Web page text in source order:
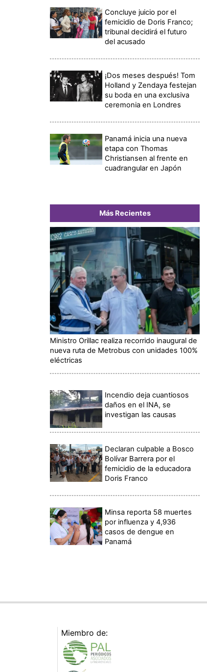
Concluye juicio por el
femicidio de Doris Franco;
tribunal decidirá el futuro
del acusado
¡Dos meses después! Tom
Holland y Zendaya festejan
su boda en una exclusiva
ceremonia en Londres
Panamá inicia una nueva
etapa con Thomas
Christiansen al frente en
cuadrangular en Japón
Más Recientes
Ministro Orillac realiza recorrido inaugural de
nueva ruta de Metrobus con unidades 100%
eléctricas
Incendio deja cuantiosos
daños en el INA, se
investigan las causas
Declaran culpable a Bosco
Bolívar Barrera por el
femicidio de la educadora
Doris Franco
Minsa reporta 58 muertes
por influenza y 4,936
casos de dengue en
Panamá
Miembro de: